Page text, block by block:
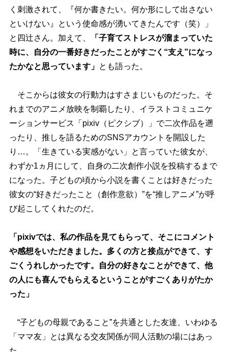
く刺激されて、『何か書きたい。何か形にして出さない
といけない』という使命感が湧いてきたんです（笑）」
と四辻さん。加えて、
「子育てストレスが溜まっていた
時に、自分の一番好きだったことがすごく“支え”になっ
たかなと思っています」 とも語った。
そこからは彼女の行動力はすさまじいものだった。そ
れまでのアニメ放映を制覇したり、イラストコミュニケ
ーションサービス「pixiv（ピクシブ）」で二次作品を遡
ったり、推しを語るためのSNSアカウントを開設した
り…。「生きている実感がない」と言っていた彼女が、
わずか1ヵ月にして、自身の二次創作小説を投稿するまで
になった。子どもの頃から小説を書くことは好きだった
彼女の“好きだったこと（創作意欲）”を“推しアニメ”が呼
び起こしてくれたのだ。
「pixivでは、私の作品を見てもらって、そこにコメント
感想をいただきました。多くの方と接点ができて、す
ごくうれしかったです。自分の好きなことができて、他
の人にも喜んでもらえるということがすごくありがたか
った」
“子どもの母親であること”を共通とした友達、いわゆる
「ママ友」とは異なる交友関係が同人活動の場にはあっ